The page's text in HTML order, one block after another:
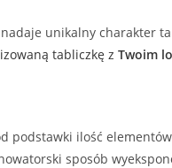
unikalny charakter
tabliczkę z Twoim
podstawki ilość
sposób